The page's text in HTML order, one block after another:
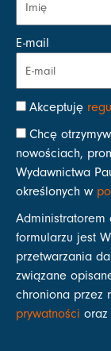
E-mail
Akceptuję
Chcę
nowościach,
Wydawnictwa
określonych w
Administratorem
formularzu jest
przetwarzania
związane
chroniona przez
prywatności oraz